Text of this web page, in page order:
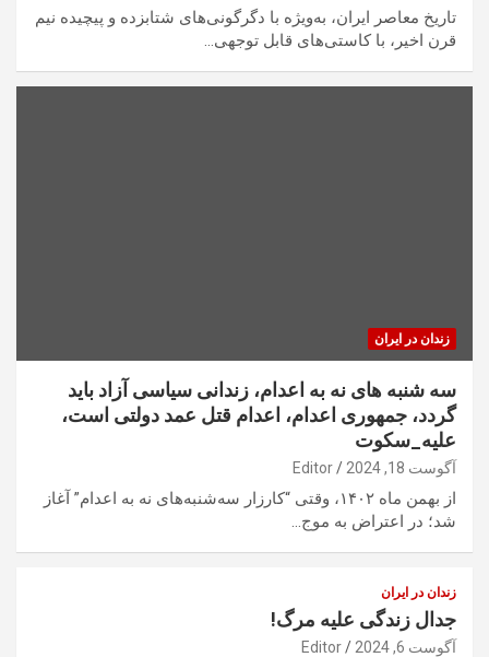
تاریخ معاصر ایران، به‌ویژه با دگرگونی‌های شتابزده و پیچیده نیم
قرن اخیر، با کاستی‌های قابل توجهی…
زندان در ایران
سه شنبه های نه به اعدام، زندانی سیاسی آزاد باید
گردد، جمهوری اعدام، اعدام قتل عمد دولتی است،
علیه_سکوت
آگوست 18, 2024 Editor
از بهمن ماه ۱۴۰۲، وقتی “کارزار سه‌شنبه‌های نه‌ به اعدام” آغاز
شد؛ در اعتراض به موج…
زندان در ایران
جدال زندگی علیه مرگ!
آگوست 6, 2024 Editor